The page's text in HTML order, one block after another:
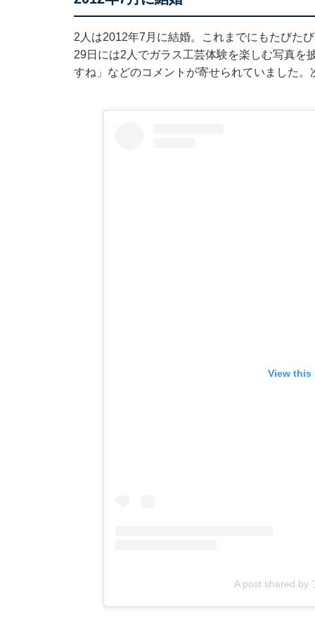
2人は2012年7月に結婚。これまでにもたびた
29日には2人でガラス工芸体験を楽しむ写真を
すね」などのコメントが寄せられていました。
View this
A post shared by